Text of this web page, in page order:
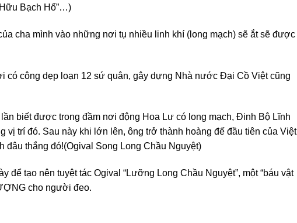
Hữu Bạch Hổ”…)
cha mình vào những nơi tụ nhiều linh khí (long mạch) sẽ ắt sẽ được
có công dẹp loạn 12 sứ quân, gây dựng Nhà nước Đại Cồ Việt cũng
biết được trong đầm nơi động Hoa Lư có long mạch, Đinh Bộ Lĩnh
vị trí đó. Sau này khi lớn lên, ông trở thành hoàng đế đầu tiên của Việt
thắng đó!(Ogival Song Long Chầu Nguyệt)
để tạo nên tuyệt tác Ogival “Lưỡng Long Chầu Nguyệt”, một “báu vật
cho người đeo.